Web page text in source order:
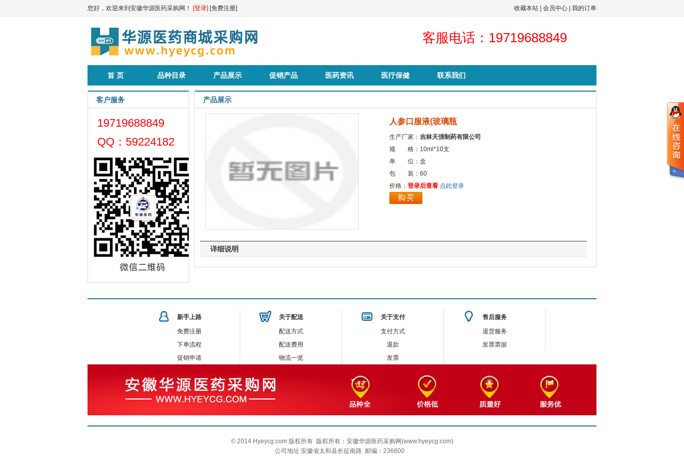
您好，欢迎来到安徽华源医药采购网！ [登录] [免费注册] 收藏本站 会员中心 我的订单
客服电话：19719688849
首 页 品种目录 产品展示 促销产品 医药资讯 医疗保健 联系我们
客户服务
19719688849
QQ：59224182
产品展示
人参口服液(玻璃瓶
生产厂家： 吉林天强制药有限公司
规 格：10ml*10支
单 位：盒
包 装：60
价格： 登录后查看 点此登录
详细说明
新手上路
免费注册
下单流程
促销申请
关于配送
配送方式
配送费用
物流一览
关于支付
支付方式
退款
发票
售后服务
退货服务
发票票据
© 2014 Hyeycg.com 版权所有 版权所有：安徽华源医药采购网(www.hyeycg.com)
公司地址:安徽省太和县长征南路 邮编：236600